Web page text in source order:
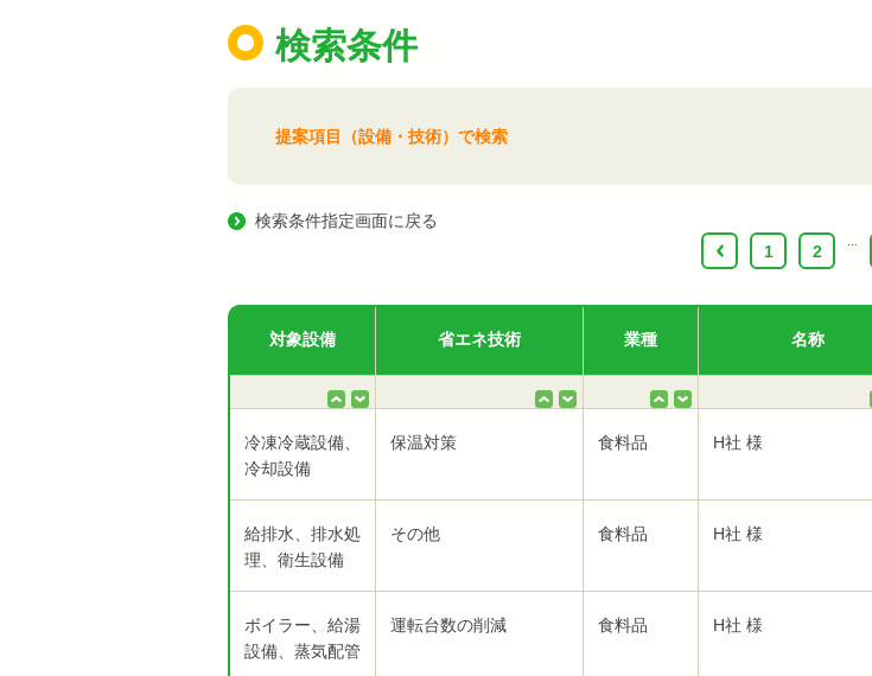
検索条件
提案項目（設備・技術）で検索
検索条件指定画面に戻る
‹
1 2
対象設備 省エネ技術 業種 名称
冷凍冷蔵設備、
冷却設備
保温対策 食料品 H社 様
給排水、排水処
理、衛生設備
その他 食料品 H社 様
ボイラー、給湯
設備、蒸気配管
運転台数の削減 食料品 H社 様